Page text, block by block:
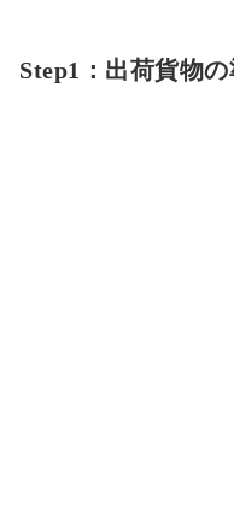
Step1：出荷貨物